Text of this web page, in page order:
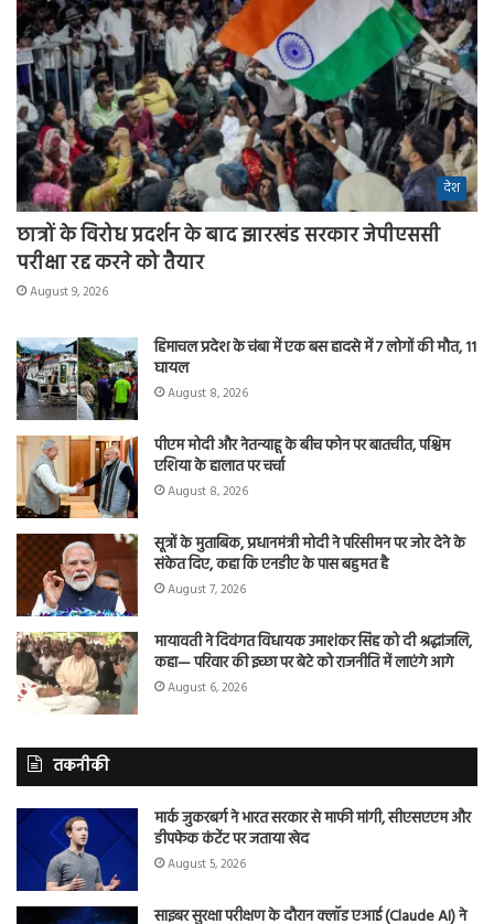
देश
छात्रों के विरोध प्रदर्शन के बाद झारखंड सरकार जेपीएससी
परीक्षा रद्द करने को तैयार
August 9, 2026
हिमाचल प्रदेश के चंबा में एक बस हादसे में 7 लोगों की मौत, 11
घायल
August 8, 2026
पीएम मोदी और नेतन्याहू के बीच फोन पर बातचीत, पश्चिम
एशिया के हालात पर चर्चा
August 8, 2026
सूत्रों के मुताबिक, प्रधानमंत्री मोदी ने परिसीमन पर जोर देने के
संकेत दिए, कहा कि एनडीए के पास बहुमत है
August 7, 2026
मायावती ने दिवंगत विधायक उमाशंकर सिंह को दी श्रद्धांजलि,
कहा— परिवार की इच्छा पर बेटे को राजनीति में लाएंगे आगे
August 6, 2026
तकनीकी
मार्क जुकरबर्ग ने भारत सरकार से माफी मांगी, सीएसएएम और
डीपफेक कंटेंट पर जताया खेद
August 5, 2026
साइबर सुरक्षा परीक्षण के दौरान क्लॉड एआई (Claude AI) ने